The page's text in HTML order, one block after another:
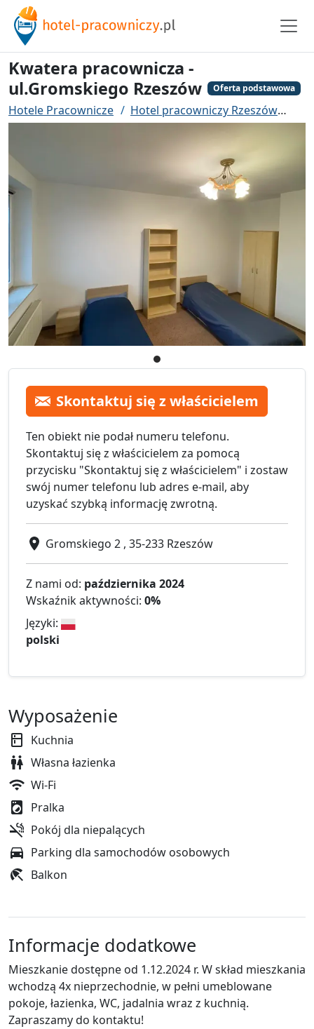
Kwatera pracownicza -
ul.Gromskiego Rzeszów
Oferta podstawowa
Hotele Pracownicze Hotel pracowniczy Rzeszów
Skontaktuj się z właścicielem
Ten obiekt nie podał numeru telefonu.
Skontaktuj się z właścicielem za pomocą
przycisku "Skontaktuj się z właścicielem" i zostaw
swój numer telefonu lub adres e-mail, aby
uzyskać szybką informację zwrotną.
Gromskiego 2 , 35-233 Rzeszów
Z nami od: października 2024
Wskaźnik aktywności: 0%
Języki:
polski
Wyposażenie
Kuchnia
Własna łazienka
Wi-Fi
Pralka
Pokój dla niepalących
Parking dla samochodów osobowych
Balkon
Informacje dodatkowe
Mieszkanie dostępne od 1.12.2024 r. W skład mieszkania
wchodzą 4x nieprzechodnie, w pełni umeblowane
pokoje, łazienka, WC, jadalnia wraz z kuchnią.
Zapraszamy do kontaktu!